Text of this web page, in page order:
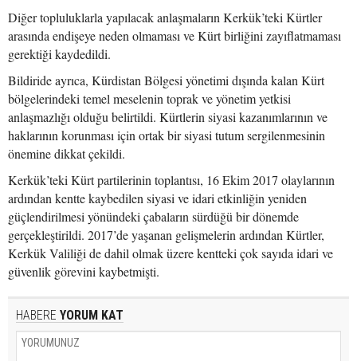
Diğer topluluklarla yapılacak anlaşmaların Kerkük’teki Kürtler
arasında endişeye neden olmaması ve Kürt birliğini zayıflatmaması
gerektiği kaydedildi.
Bildiride ayrıca, Kürdistan Bölgesi yönetimi dışında kalan Kürt
bölgelerindeki temel meselenin toprak ve yönetim yetkisi
anlaşmazlığı olduğu belirtildi. Kürtlerin siyasi kazanımlarının ve
haklarının korunması için ortak bir siyasi tutum sergilenmesinin
önemine dikkat çekildi.
Kerkük’teki Kürt partilerinin toplantısı, 16 Ekim 2017 olaylarının
ardından kentte kaybedilen siyasi ve idari etkinliğin yeniden
güçlendirilmesi yönündeki çabaların sürdüğü bir dönemde
gerçekleştirildi. 2017’de yaşanan gelişmelerin ardından Kürtler,
Kerkük Valiliği de dahil olmak üzere kentteki çok sayıda idari ve
güvenlik görevini kaybetmişti.
HABERE YORUM KAT